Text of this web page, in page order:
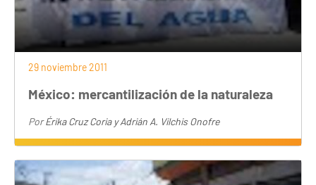
29 noviembre 2011
México: mercantilización de la naturaleza
PorÉrika Cruz Coria y Adrián A. Vilchis Onofre